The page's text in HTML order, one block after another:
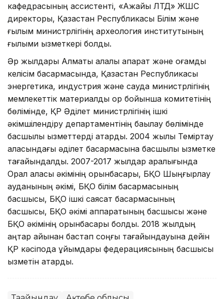
кафедрасының ассистенті, «Ақжайық ЛТД» ЖШС
директоры, Қазақстан Республикасы Білім және
ғылым министрлігінің археология институтының
ғылыми қызметкері болды.
Әр жылдары Алматы қалалық ақпарат және қоғамдық
келісім басқармасында, Қазақстан Республикасы
энергетика, индустрия және сауда министрлігінің
мемлекеттік материалдық қор бойынша комитетінің
бөлімінде, ҚР Әділет министрлігінің ішкі
әкімшілендіру департаментінің бақылау бөлімінде
басшылық қызметтерді атқарды. 2004 жылы Теміртау
қаласындағы әділет басқармасына басшылық қызметке
тағайындалды. 2007-2017 жылдар аралығында
Орал қаласы әкімінің орынбасары, БҚО Шыңғырлау
ауданының әкімі, БҚО білім басқармасының
басшысы, БҚО ішкі саясат басқармасының
басшысы, БҚО әкімі аппаратының басшысы және
БҚО әкімінің орынбасары болды. 2018 жылдың
қаңтар айынан бастап соңғы тағайындауына дейін
ҚР кәсіподақ ұйымдары федерациясының басшысы
қызметін атқарды.